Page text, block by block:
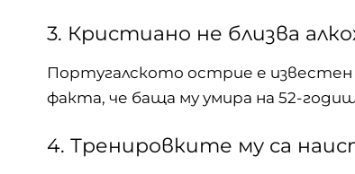
3. Кристиано не близва
Португалското острие е известен
факта, че баща му умира на 52-
4. Тренировките му са